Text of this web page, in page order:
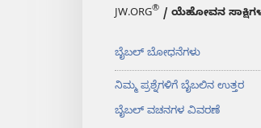
JW.ORG® / ಯೆಹೋವನ
ಬೈಬಲ್‌ ಬೋಧನೆಗಳು
ನಿಮ್ಮ ಪ್ರಶ್ನೆಗಳಿಗೆ ಬೈಬಲಿನ ಉತ್ತರ
ಬೈಬಲ್‌ ವಚನಗಳ ವಿವರಣೆ